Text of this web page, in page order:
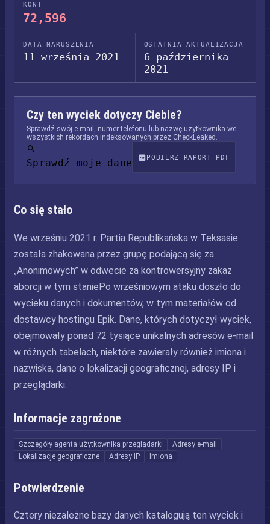
KONT
72,596
DATA NARUSZENIA
11 września 2021
OSTATNIA AKTUALIZACJA
6 października
2021
Czy ten wyciek dotyczy Ciebie?
Sprawdź swój e-mail, numer telefonu lub nazwę użytkownika we
wszystkich rekordach indeksowanych przez CheckLeaked.
Sprawdź moje dane POBIERZ RAPORT PDF
Co się stało
We wrześniu 2021 r. Partia Republikańska w Teksasie
została zhakowana przez grupę podającą się za
„Anonimowych” w odwecie za kontrowersyjny zakaz
aborcji w tym staniePo wrześniowym ataku doszło do
wycieku danych i dokumentów, w tym materiałów od
dostawcy hostingu Epik. Dane, których dotyczył wyciek,
obejmowały ponad 72 tysiące unikalnych adresów e-mail
w różnych tabelach, niektóre zawierały również imiona i
nazwiska, dane o lokalizacji geograficznej, adresy IP i
przeglądarki.
Informacje zagrożone
Szczegóły agenta użytkownika przeglądarki
Adresy e-mail
Lokalizacje geograficzne
Adresy IP Imiona
Potwierdzenie
Cztery niezależne bazy danych katalogują ten wyciek i